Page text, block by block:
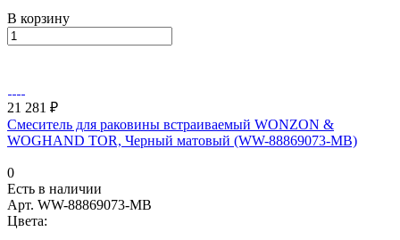
В корзину
21 281 ₽
Смеситель для раковины встраиваемый WONZON &
WOGHAND TOR, Черный матовый (WW-88869073-MB)
0
Есть в наличии
Арт. WW-88869073-MB
Цвета: